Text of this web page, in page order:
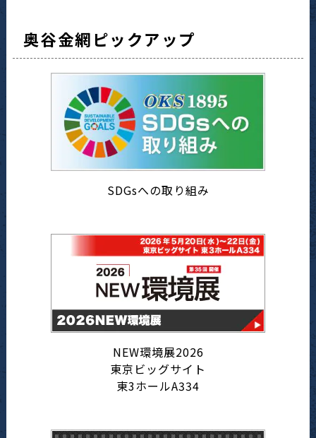
奥谷金網ピックアップ
SDGsへの取り組み
NEW環境展2026
東京ビッグサイト
東3ホールA334